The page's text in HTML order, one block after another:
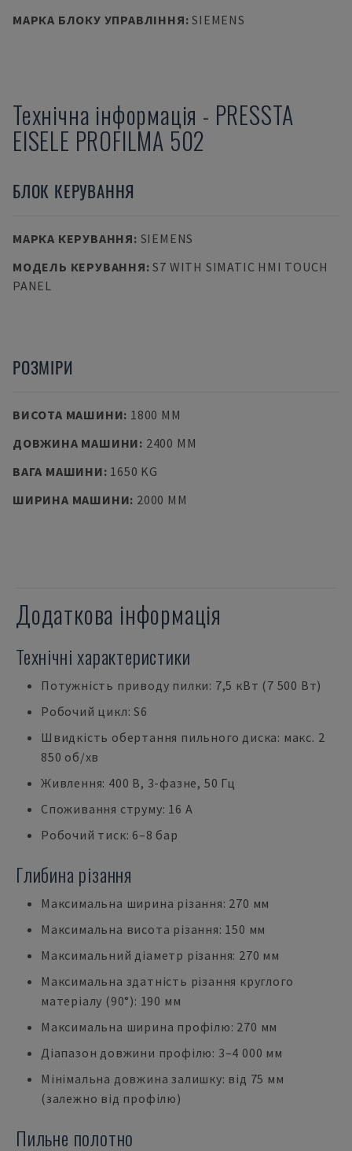
МАРКА БЛОКУ УПРАВЛІННЯ:SIEMENS
Технічна інформація - PRESSTA
EISELE PROFILMA 502
БЛОК КЕРУВАННЯ
МАРКА КЕРУВАННЯ: SIEMENS
МОДЕЛЬ КЕРУВАННЯ:S7 WITH SIMATIC HMI TOUCH
PANEL
РОЗМІРИ
ВИСОТА МАШИНИ: 1800 MM
ДОВЖИНА МАШИНИ: 2400 MM
ВАГА МАШИНИ: 1650 KG
ШИРИНА МАШИНИ: 2000 MM
Додаткова інформація
Технічні характеристики
Потужність приводу пилки: 7,5 кВт (7 500 Вт)
Робочий цикл: S6
Швидкість обертання пильного диска: макс. 2
850 об/хв
Живлення: 400 В, 3-фазне, 50 Гц
Споживання струму: 16 А
Робочий тиск: 6–8 бар
Глибина різання
Максимальна ширина різання: 270 мм
Максимальна висота різання: 150 мм
Максимальний діаметр різання: 270 мм
Максимальна здатність різання круглого
матеріалу (90°): 190 мм
Максимальна ширина профілю: 270 мм
Діапазон довжини профілю: 3–4 000 мм
Мінімальна довжина залишку: від 75 мм
(залежно від профілю)
Пильне полотно